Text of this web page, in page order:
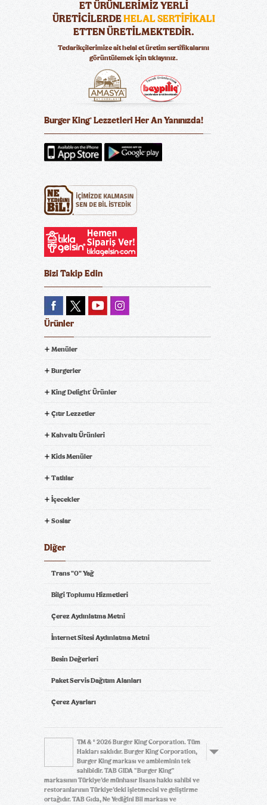
ET ÜRÜNLERİMİZ YERLİ
ÜRETİCİLERDEHELAL SERTİFİKALI
ETTEN ÜRETİLMEKTEDİR.
Tedarikçilerimize ait helal et üretim sertifikalarını
görüntülemek için tıklayınız.
Burger King® Lezzetleri Her An Yanınızda!
Bizi Takip Edin
Ürünler
Menüler
Burgerler
King Delight® Ürünler
Çıtır Lezzetler
Kahvaltı Ürünleri
Kids Menüler
Tatlılar
İçecekler
Soslar
Diğer
Trans "0" Yağ
Bilgi Toplumu Hizmetleri
Çerez Aydınlatma Metni
İnternet Sitesi Aydınlatma Metni
Besin Değerleri
Paket Servis Dağıtım Alanları
Çerez Ayarları
TM & © 2026 Burger King Corporation. Tüm
Hakları saklıdır. Burger King Corporation,
Burger King markası ve ambleminin tek
sahibidir. TAB GIDA "Burger King"
markasının Türkiye’de münhasır lisans hakkı sahibi ve
restoranlarının Türkiye’deki işletmecisi ve geliştirme
ortağıdır. TAB Gıda, Ne Yediğini Bil markası ve